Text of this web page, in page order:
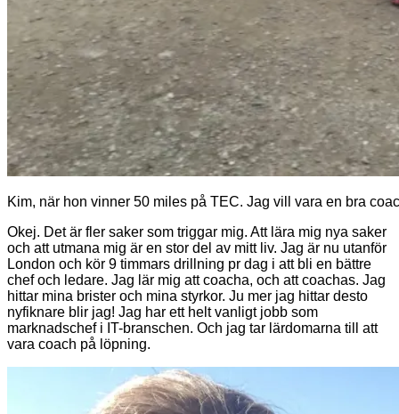
Kim, när hon vinner 50 miles på TEC. Jag vill vara en bra
Okej. Det är fler saker som triggar mig. Att lära mig nya saker
och att utmana mig är en stor del av mitt liv. Jag är nu utanför
London och kör 9 timmars drillning pr dag i att bli en bättre
chef och ledare. Jag lär mig att coacha, och att coachas. Jag
hittar mina brister och mina styrkor. Ju mer jag hittar desto
nyfiknare blir jag! Jag har ett helt vanligt jobb som
marknadschef i IT-branschen. Och jag tar lärdomarna till att
vara coach på löpning.